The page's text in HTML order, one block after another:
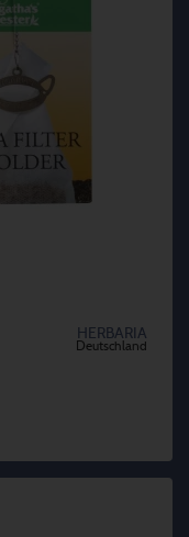
HERBARIA
Deutschland